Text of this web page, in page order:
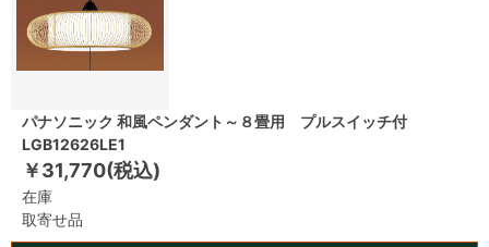
パナソニック 和風ペンダント～８畳用 プルスイッチ付
LGB12626LE1
￥31,770(税込)
在庫
取寄せ品